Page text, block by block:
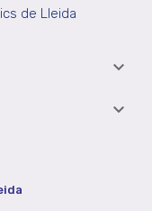
de Lleida

